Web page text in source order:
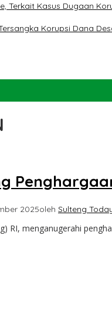
Terkait Kasus Dugaan
Korupsi Dana
2025oleh Sulteng
RI, menganugerahi